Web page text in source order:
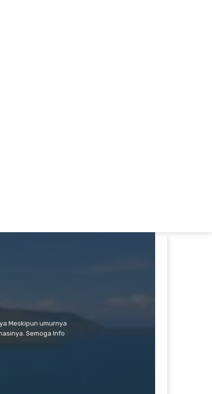
Meskipun umurnya
Semoga Info